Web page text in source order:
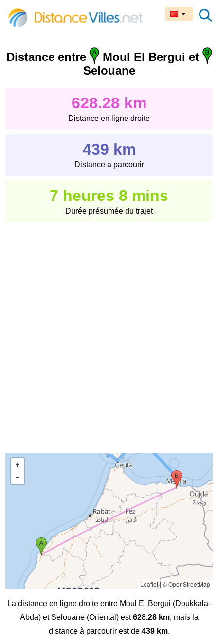
Distance entre
Moul El Bergui et
Selouane
628.28 km
Distance en ligne droite
439 km
Distance à parcourir
7 heures 8 mins
Durée présumée du trajet
Leaflet|© OpenStreetMap
La distance en ligne droite entre Moul El Bergui (Doukkala-
Abda) et Selouane (Oriental) est628.28 km, mais la
distance à parcourir est de 439 km.